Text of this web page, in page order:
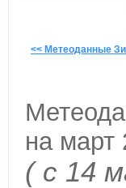
<< Метеоданные
на март
( с 14